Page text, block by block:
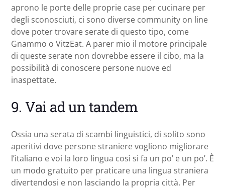
aprono le porte delle proprie case per cucinare per
degli sconosciuti, ci sono diverse community on line
dove poter trovare serate di questo tipo, come
Gnammo o VitzEat. A parer mio il motore principale
di queste serate non dovrebbe essere il cibo, ma la
possibilità di conoscere persone nuove ed
inaspettate.
9. Vai ad un tandem
Ossia una serata di scambi linguistici, di solito sono
aperitivi dove persone straniere vogliono migliorare
l’italiano e voi la loro lingua così si fa un po’ e un po’. È
un modo gratuito per praticare una lingua straniera
divertendosi e non lasciando la propria città. Per